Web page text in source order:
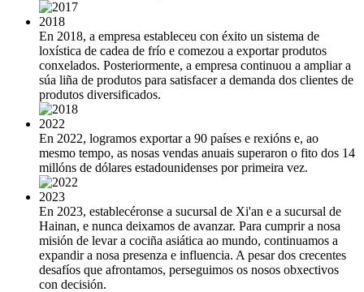
2018
En 2018, a empresa estableceu con éxito un sistema de
loxística de cadea de frío e comezou a exportar produtos
conxelados. Posteriormente, a empresa continuou a ampliar a
súa liña de produtos para satisfacer a demanda dos clientes de
produtos diversificados.
2022
En 2022, logramos exportar a 90 países e rexións e, ao
mesmo tempo, as nosas vendas anuais superaron o fito dos 14
millóns de dólares estadounidenses por primeira vez.
2023
En 2023, establecéronse a sucursal de Xi'an e a sucursal de
Hainan, e nunca deixamos de avanzar. Para cumprir a nosa
misión de levar a cociña asiática ao mundo, continuamos a
expandir a nosa presenza e influencia. A pesar dos crecentes
desafíos que afrontamos, perseguimos os nosos obxectivos
con decisión.